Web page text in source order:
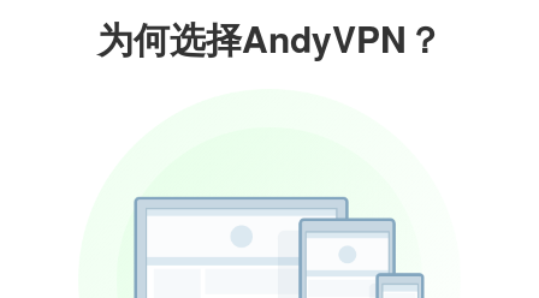
为何选择AndyVPN？